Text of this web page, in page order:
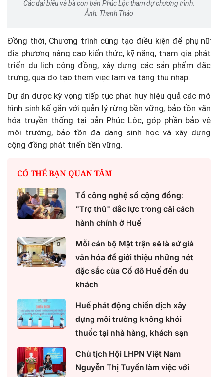
Các đại biểu và bà con bản Phúc Lộc tham dự chương trình.
Ảnh: Thanh Thảo
Đồng thời, Chương trình cũng tạo điều kiện để phụ nữ
địa phương nâng cao kiến thức, kỹ năng, tham gia phát
triển du lịch cộng đồng, xây dựng các sản phẩm đặc
trưng, qua đó tạo thêm việc làm và tăng thu nhập.
Dự án được kỳ vọng tiếp tục phát huy hiệu quả các mô
hình sinh kế gắn với quản lý rừng bền vững, bảo tồn văn
hóa truyền thống tại bản Phúc Lộc, góp phần bảo vệ
môi trường, bảo tồn đa dạng sinh học và xây dựng
cộng đồng phát triển bền vững.
CÓ THỂ BẠN QUAN TÂM
Tổ công nghệ số cộng đồng:
"Trợ thủ" đắc lực trong cải cách
hành chính ở Huế
Mỗi cán bộ Mặt trận sẽ là sứ giả
văn hóa để giới thiệu những nét
đặc sắc của Cố đô Huế đến du
khách
Huế phát động chiến dịch xây
dựng môi trường không khói
thuốc tại nhà hàng, khách sạn
Chủ tịch Hội LHPN Việt Nam
Nguyễn Thị Tuyến làm việc với